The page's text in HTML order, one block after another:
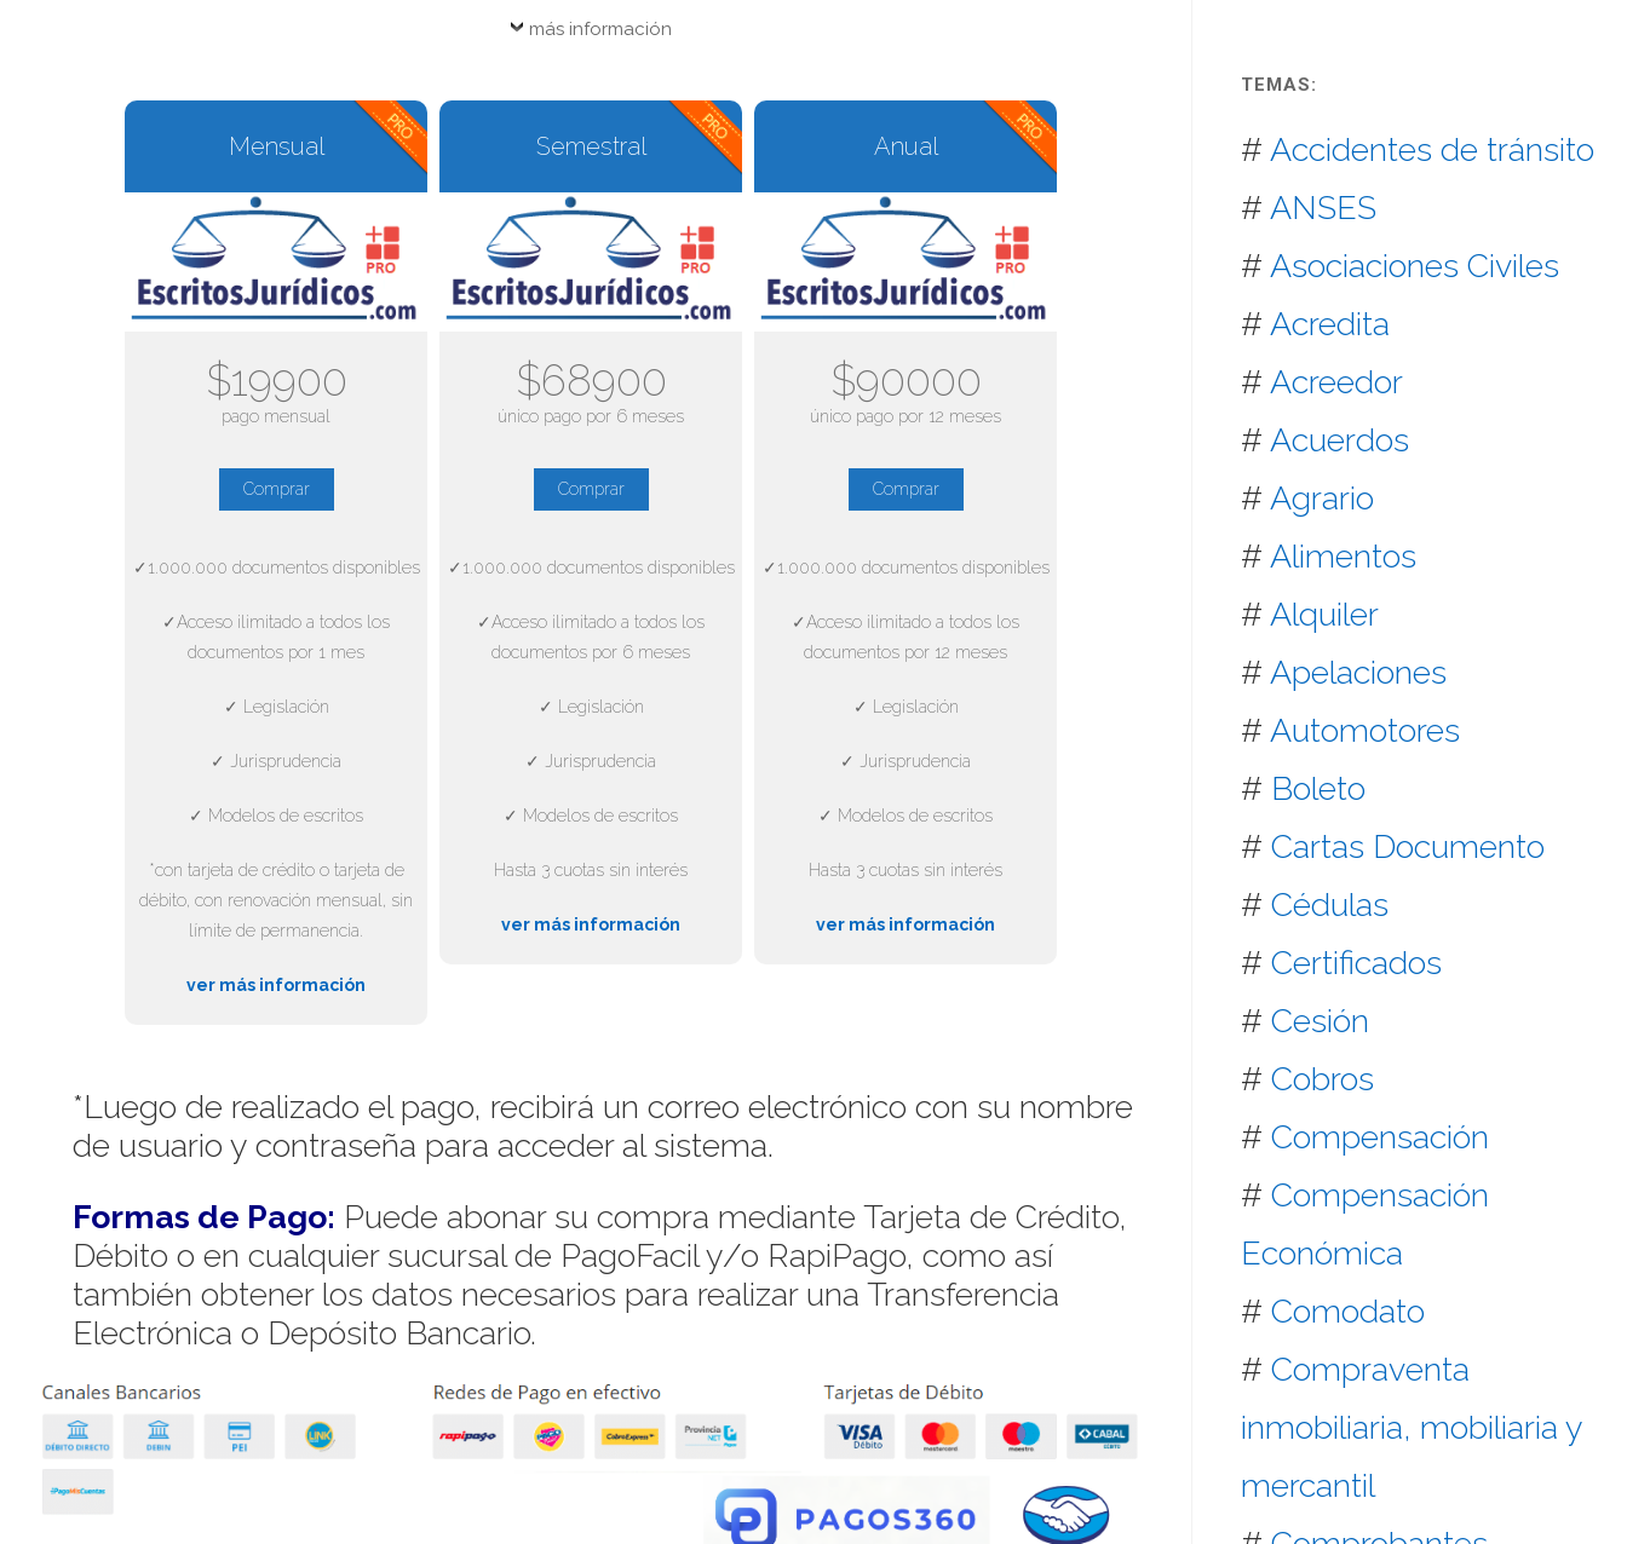
más información
Mensual
$19900
pago mensual
Comprar
✓1.000.000 documentos disponibles
✓Acceso ilimitado a todos los
documentos por 1 mes
✓ Legislación
✓ Jurisprudencia
✓ Modelos de escritos
*con tarjeta de crédito o tarjeta de
débito, con renovación mensual, sin
límite de permanencia.
ver más información
Semestral
$68900
único pago por 6 meses
Comprar
✓1.000.000 documentos disponibles
✓Acceso ilimitado a todos los
documentos por 6 meses
✓ Legislación
✓ Jurisprudencia
✓ Modelos de escritos
Hasta 3 cuotas sin interés
ver más información
Anual
$90000
único pago por 12 meses
Comprar
✓1.000.000 documentos disponibles
✓Acceso ilimitado a todos los
documentos por 12 meses
✓ Legislación
✓ Jurisprudencia
✓ Modelos de escritos
Hasta 3 cuotas sin interés
ver más información
*Luego de realizado el pago, recibirá un correo electrónico con su nombre
de usuario y contraseña para acceder al sistema.
Formas de Pago: Puede abonar su compra mediante Tarjeta de Crédito,
Débito o en cualquier sucursal de PagoFacil y/o RapiPago, como así
también obtener los datos necesarios para realizar una Transferencia
Electrónica o Depósito Bancario.
TEMAS:
# Accidentes de tránsito
# ANSES
# Asociaciones Civiles
# Acredita
# Acreedor
# Acuerdos
# Agrario
# Alimentos
# Alquiler
# Apelaciones
# Automotores
# Boleto
#Cartas Documento
#Cédulas
#Certificados
#Cesión
#Cobros
#Compensación
#Compensación
Económica
#Comodato
#Compraventa
inmobiliaria, mobiliaria y
mercantil